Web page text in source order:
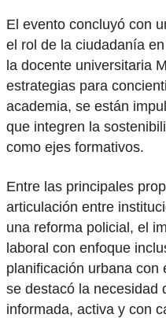
El evento concluyó con
el rol de la ciudadanía
la docente universitaria
estrategias para
academia, se están
que integren la
como ejes formativos.
Entre las principales
articulación entre
una reforma policial, el
laboral con enfoque
planificación urbana con
se destacó la necesidad
informada, activa y con